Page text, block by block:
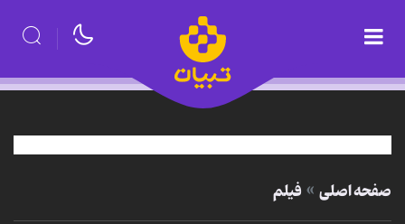
صفحه اصلی فیلم